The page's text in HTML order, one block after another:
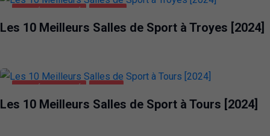
SANTÉ ET BEAUTÉ TROYES
Les 10 Meilleurs Salles de Sport à Troyes [2024]
SANTÉ ET BEAUTÉ TOURS
Les 10 Meilleurs Salles de Sport à Tours [2024]